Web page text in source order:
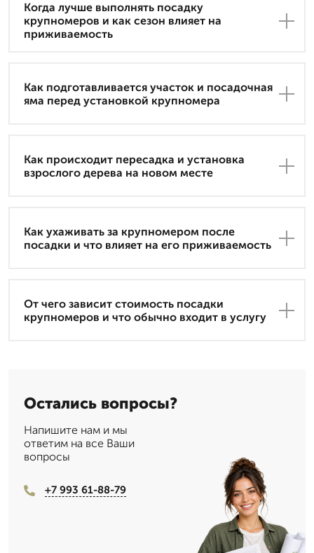
Когда лучше выполнять посадку
крупномеров и как сезон влияет на
приживаемость
Как подготавливается участок и посадочная
яма перед установкой крупномера
Как происходит пересадка и установка
взрослого дерева на новом месте
Как ухаживать за крупномером после
посадки и что влияет на его приживаемость
От чего зависит стоимость посадки
крупномеров и что обычно входит в услугу
Остались вопросы?
Напишите нам и мы
ответим на все Ваши
вопросы
+7 993 61-88-79